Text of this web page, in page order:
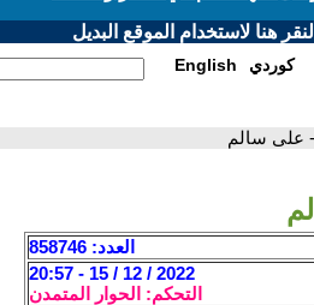
هنا لاستخدام الموقع البديل
English كوردي
- على سالم
العدد: 858746
2022 / 12 / 15 - 20:57
التحكم: الحوار المتمدن